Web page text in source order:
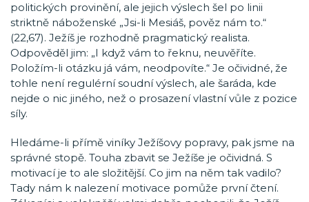
politických provinění, ale jejich výslech šel po linii
striktně náboženské „Jsi-li Mesiáš, pověz nám to.“
(22,67). Ježíš je rozhodně pragmatický realista.
Odpověděl jim: „I když vám to řeknu, neuvěříte.
Položím-li otázku já vám, neodpovíte.“ Je očividné, že
tohle není regulérní soudní výslech, ale šaráda, kde
nejde o nic jiného, než o prosazení vlastní vůle z pozice
síly.
Hledáme-li přímě viníky Ježíšovy popravy, pak jsme na
správné stopě. Touha zbavit se Ježíše je očividná. S
motivací je to ale složitější. Co jim na něm tak vadilo?
Tady nám k nalezení motivace pomůže první čtení.